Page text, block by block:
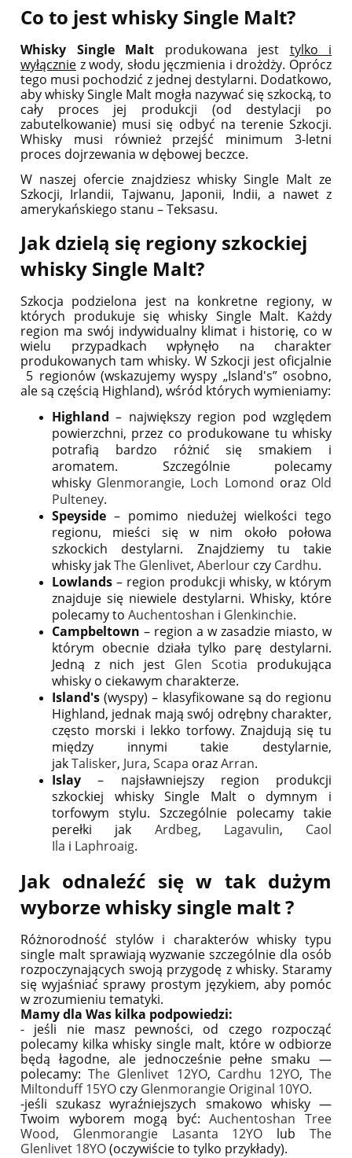
Co to jest whisky Single Malt?
Whisky Single Malt produkowana jest tylko i
wyłącznie z wody, słodu jęczmienia i drożdży. Oprócz
tego musi pochodzić z jednej destylarni. Dodatkowo,
aby whisky Single Malt mogła nazywać się szkocką, to
cały proces jej produkcji (od destylacji po
zabutelkowanie) musi się odbyć na terenie Szkocji.
Whisky musi również przejść minimum 3-letni
proces dojrzewania w dębowej beczce.
W naszej ofercie znajdziesz whisky Single Malt ze
Szkocji, Irlandii, Tajwanu, Japonii, Indii, a nawet z
amerykańskiego stanu – Teksasu.
Jak dzielą się regiony szkockiej
whisky Single Malt?
Szkocja podzielona jest na konkretne regiony, w
których produkuje się whisky Single Malt. Każdy
region ma swój indywidualny klimat i historię, co w
wielu przypadkach wpłynęło na charakter
produkowanych tam whisky. W Szkocji jest oficjalnie
5 regionów (wskazujemy wyspy „Island's” osobno,
ale są częścią Highland), wśród których wymieniamy:
Highland – największy region pod względem
powierzchni, przez co produkowane tu whisky
potrafią bardzo różnić się smakiem i
aromatem. Szczególnie polecamy
whisky Glenmorangie, Loch Lomond oraz Old
Pulteney.
Speyside – pomimo niedużej wielkości tego
regionu, mieści się w nim około połowa
szkockich destylarni. Znajdziemy tu takie
whisky jakThe Glenlivet, Aberlour czy Cardhu.
Lowlands – region produkcji whisky, w którym
znajduje się niewiele destylarni. Whisky, które
polecamy to Auchentoshan i Glenkinchie.
Campbeltown – region a w zasadzie miasto, w
którym obecnie działa tylko parę destylarni.
Jedną z nich jest Glen Scotia produkująca
whisky o ciekawym charakterze.
Island's (wyspy) – klasyfikowane są do regionu
Highland, jednak mają swój odrębny charakter,
często morski i lekko torfowy. Znajdują się tu
między innymi takie destylarnie,
jakTalisker, Jura, Scapa orazArran.
Islay – najsławniejszy region produkcji
szkockiej whisky Single Malt o dymnym i
torfowym stylu. Szczególnie polecamy takie
perełki jak Ardbeg, Lagavulin, Caol
Ila i Laphroaig.
Jak odnaleźć się w tak dużym
wyborze whisky single malt ?
Różnorodność stylów i charakterów whisky typu
single malt sprawiają wyzwanie szczególnie dla osób
rozpoczynających swoją przygodę z whisky. Staramy
się wyjaśniać sprawy prostym językiem, aby pomóc
w zrozumieniu tematyki.
Mamy dla Was kilka podpowiedzi:
- jeśli nie masz pewności, od czego rozpocząć
polecamy kilka whisky single malt, które w odbiorze
będą łagodne, ale jednocześnie pełne smaku —
polecamy:The Glenlivet 12YO, Cardhu 12YO,The
Miltonduff 15YO czy Glenmorangie Original 10YO.
-jeśli szukasz wyraźniejszych smakowo whisky —
Twoim wyborem mogą być:Auchentoshan Tree
Wood, Glenmorangie Lasanta 12YO lubThe
Glenlivet 18YO(oczywiście to tylko przykłady).